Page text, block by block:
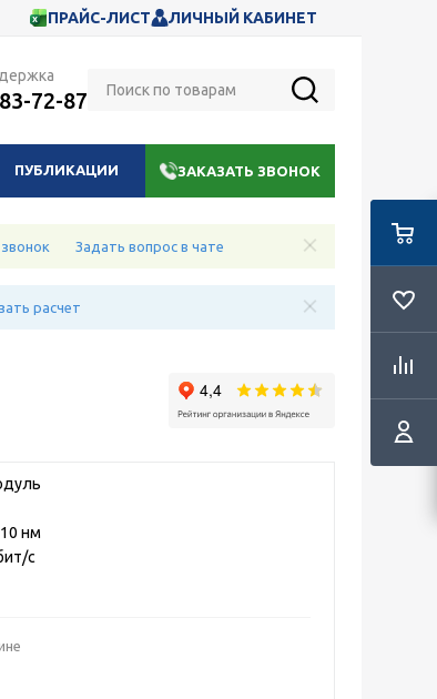
ПРАЙС-ЛИСТ ЛИЧНЫЙ КАБИНЕТ
72-87
ПУБЛИКАЦИИ ЗАКАЗАТЬ ЗВОНОК
Задать вопрос в чате
расчет
нм
с